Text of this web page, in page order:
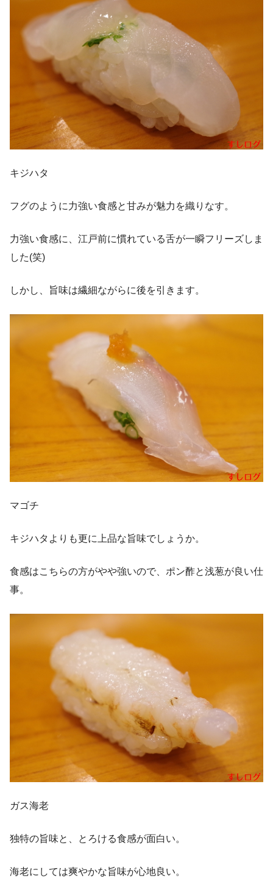
キジハタ
フグのように力強い食感と甘みが魅力を織りなす。
力強い食感に、江戸前に慣れている舌が一瞬フリーズしま
した(笑)
しかし、旨味は繊細ながらに後を引きます。
マゴチ
キジハタよりも更に上品な旨味でしょうか。
食感はこちらの方がやや強いので、ポン酢と浅葱が良い仕
事。
ガス海老
独特の旨味と、とろける食感が面白い。
海老にしては爽やかな旨味が心地良い。